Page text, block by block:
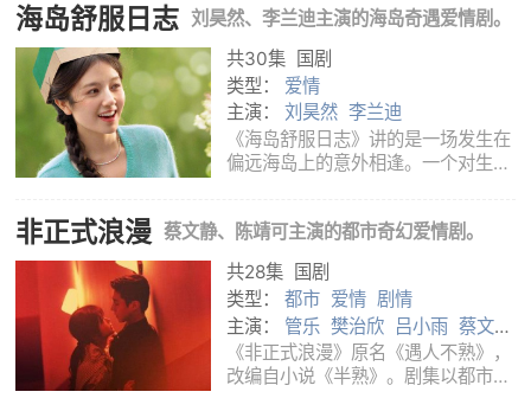
《如果这一秒，我没有遇见你》，由
易军执导，罗钧月、杨偲婷、刘宇曦
编剧，王楚然、
海岛舒服日志 刘昊然、李兰迪主演的海岛奇遇爱情剧。
共30集 国剧
类型： 爱情
主演： 刘昊然 李兰迪
《海岛舒服日志》讲的是一场发生在
偏远海岛上的意外相逢。一个对生活
问题困住的人，因为一次意外离开熟
悉的生活，来到一座陌生又安静的海
岛。岛上
非正式浪漫 蔡文静、陈靖可主演的都市奇幻爱情剧。
共28集
国剧
类型： 都市 爱情 剧情
主演： 管乐 樊治欣 吕小雨 蔡文静
陈靖可 赵一博
《非正式浪漫》原名《遇人不熟》，
改编自小说《半熟》。剧集以都市情